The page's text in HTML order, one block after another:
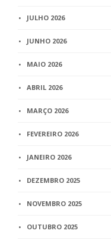
JULHO 2026
JUNHO 2026
MAIO 2026
ABRIL 2026
MARÇO 2026
FEVEREIRO 2026
JANEIRO 2026
DEZEMBRO 2025
NOVEMBRO 2025
OUTUBRO 2025